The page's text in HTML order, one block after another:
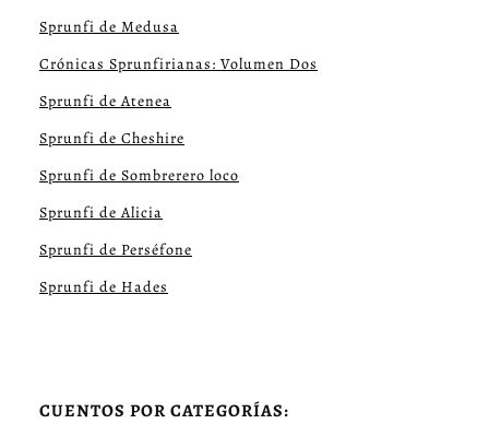
Sprunfi de Medusa
Crónicas Sprunfirianas: Volumen Dos
Sprunfi de Atenea
Sprunfi de Cheshire
Sprunfi de Sombrerero loco
Sprunfi de Alicia
Sprunfi de Perséfone
Sprunfi de Hades
CUENTOS POR CATEGORÍAS: